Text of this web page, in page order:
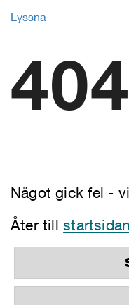
Lyssna
404
Något gick fel -
Åter tillstartsidan